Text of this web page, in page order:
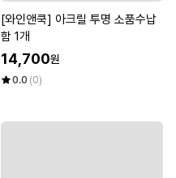
[와인앤쿡] 아크릴 투명 소품수납
함 1개
14,700원
0.0 (0)